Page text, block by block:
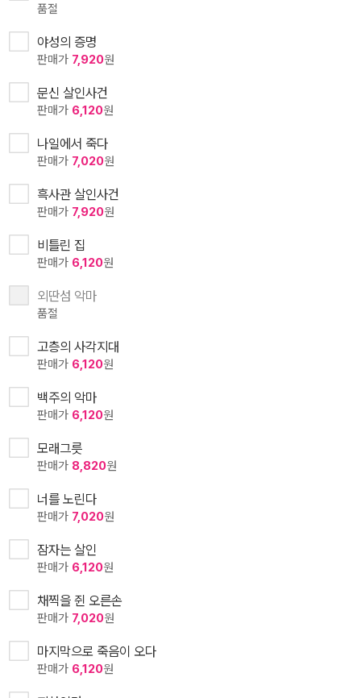
품절
야성의 증명
판매가 7,920원
문신 살인사건
판매가 6,120원
나일에서 죽다
판매가 7,020원
흑사관 살인사건
판매가 7,920원
비틀린 집
판매가 6,120원
외딴섬 악마
품절
고층의 사각지대
판매가 6,120원
백주의 악마
판매가 6,120원
모래그릇
판매가 8,820원
너를 노린다
판매가 7,020원
잠자는 살인
판매가 6,120원
채찍을 쥔 오른손
판매가 7,020원
마지막으로 죽음이 오다
판매가 6,120원